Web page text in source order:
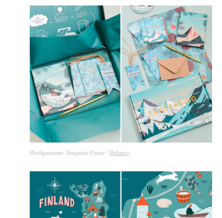
Изображение: Benjamin Flouw / Behance